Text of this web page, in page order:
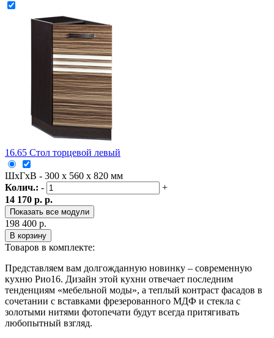
16.65 Стол торцевой левый
ШxГxВ - 300 x 560 x 820 мм
Колич.: -
+
14 170 р. р.
Показать все модули
198 400 р.
В корзину
Товаров в комплекте:
Представляем вам долгожданную новинку – современную
кухню Рио16. Дизайн этой кухни отвечает последним
тенденциям «мебельной моды», а теплый контраст фасадов в
сочетании с вставками фрезерованного МДФ и стекла с
золотыми нитями фотопечати будут всегда притягивать
любопытный взгляд.